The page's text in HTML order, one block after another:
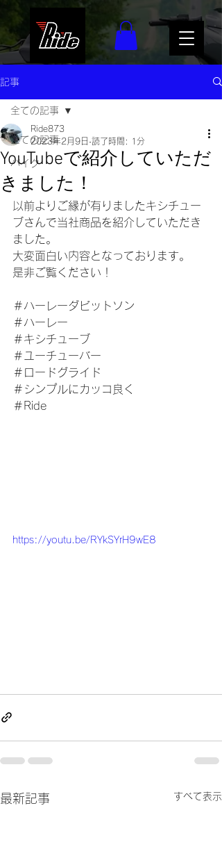
記事
全ての記事
バイク
全ての記事
YouTubeで紹介していただ
きました！
Ride873
2023年2月9日 読了時間: 1分
以前よりご縁が有りましたキシチュー
ブさんで当社商品を紹介していただき
ました。
大変面白い内容となっております。
是非ご覧ください！
＃ハーレーダビットソン
＃ハーレー
＃キシチューブ
＃ユーチューバー
＃ロードグライド
＃シンプルにカッコ良く
＃Ride
https://youtu.be/RYkSYrH9wE8
最新記事 すべて表示